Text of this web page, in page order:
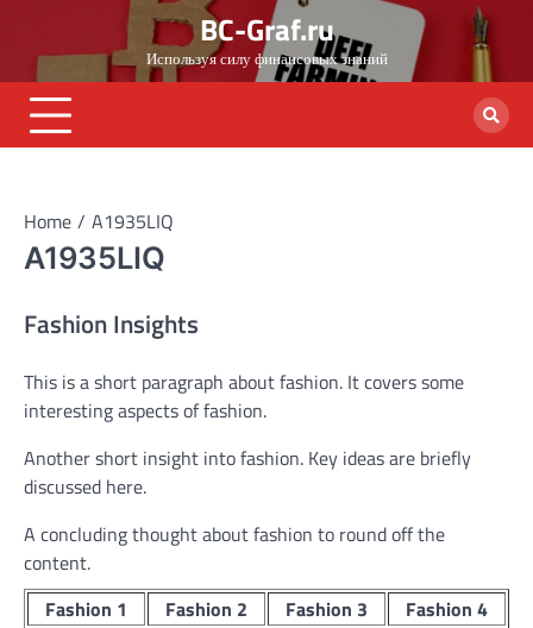
content
BC-Graf.ru
Используя силу финансовых знаний
Home A1935LIQ
A1935LIQ
Fashion Insights
This is a short paragraph about fashion. It covers some
interesting aspects of fashion.
Another short insight into fashion. Key ideas are briefly
discussed here.
A concluding thought about fashion to round off the
content.
Fashion 1
Fashion 2 Fashion 3
Fashion 4